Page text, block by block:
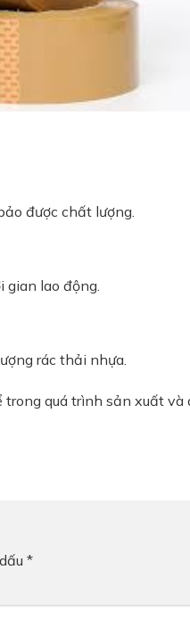
được chất lượng.
lao động.
rác thải nhựa.
quá trình sản xuất
*